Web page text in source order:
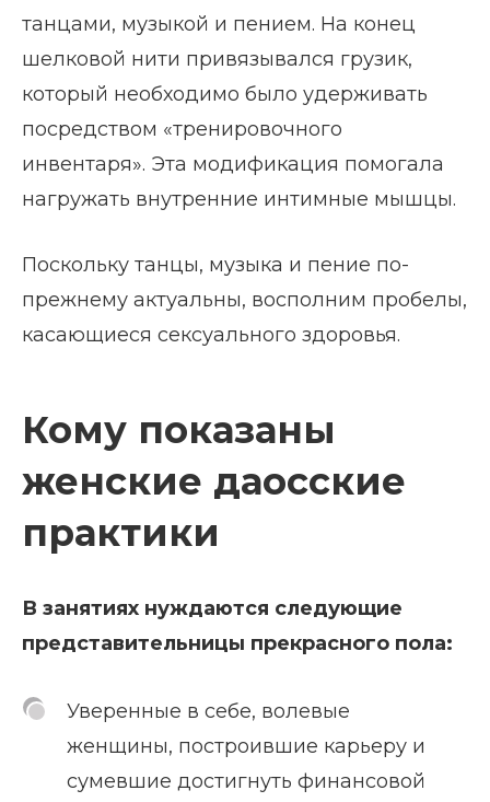
танцами, музыкой и пением. На конец
шелковой нити привязывался грузик,
который необходимо было удерживать
посредством «тренировочного
инвентаря». Эта модификация помогала
нагружать внутренние интимные мышцы.
Поскольку танцы, музыка и пение по-
прежнему актуальны, восполним пробелы,
касающиеся сексуального здоровья.
Кому показаны
женские даосские
практики
В занятиях нуждаются следующие
представительницы прекрасного пола:
Уверенные в себе, волевые
женщины, построившие карьеру и
сумевшие достигнуть финансовой